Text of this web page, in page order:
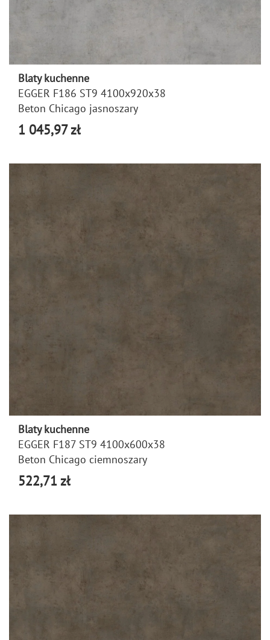
Blaty kuchenne
EGGER F186 ST9 4100x920x38
Beton Chicago jasnoszary
1 045,97 zł
Blaty kuchenne
EGGER F187 ST9 4100x600x38
Beton Chicago ciemnoszary
522,71 zł